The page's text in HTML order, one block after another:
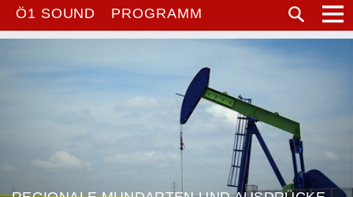
Ö1 SOUND PROGRAMM